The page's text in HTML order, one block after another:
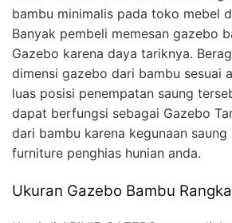
bambu minimalis pada toko mebel
Banyak pembeli memesan gazebo
Gazebo karena daya tariknya.
dimensi gazebo dari bambu sesuai
luas posisi penempatan saung
dapat berfungsi sebagai Gazebo
dari bambu karena kegunaan
furniture penghias hunian anda.
Ukuran Gazebo Bambu